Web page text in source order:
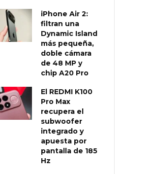
iPhone Air 2:
filtran una
Dynamic Island
más pequeña,
doble cámara
de 48 MP y
chip A20 Pro
El REDMI K100
Pro Max
recupera el
subwoofer
integrado y
apuesta por
pantalla de 185
Hz